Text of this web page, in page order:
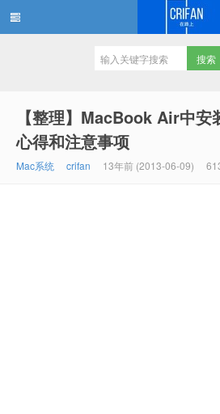
【整理】MacBook Air中
心得和注意事项
Mac系统 crifan 13年前 (2013-06-09)